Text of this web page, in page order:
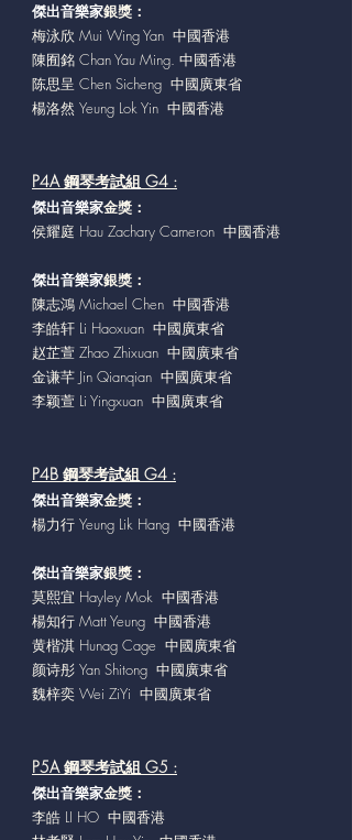
傑出音樂家銀獎：
梅泳欣 Mui Wing Yan 中國香港
陳囿銘 Chan Yau Ming. 中國香港
陈思呈 Chen Sicheng 中國廣東省
楊洛然 Yeung Lok Yin 中國香港
P4A 鋼琴考試組 G4 :
傑出音樂家金獎：
侯耀庭 Hau Zachary Cameron 中國香港
傑出音樂家銀獎：
陳志鴻 Michael Chen 中國香港
李皓轩 Li Haoxuan 中國廣東省
赵芷萱 Zhao Zhixuan 中國廣東省
金谦芊 Jin Qianqian 中國廣東省
李颖萱 Li Yingxuan 中國廣東省
P4B 鋼琴考試組 G4 :
傑出音樂家金獎：
楊力行 Yeung Lik Hang 中國香港
傑出音樂家銀獎：
莫熙宜 Hayley Mok 中國香港
楊知行 Matt Yeung 中國香港
黄楷淇 Hunag Cage 中國廣東省
颜诗彤 Yan Shitong 中國廣東省
魏梓奕 Wei ZiYi 中國廣東省
P5A 鋼琴考試組 G5 :
傑出音樂家金獎：
李皓 LI HO 中國香港